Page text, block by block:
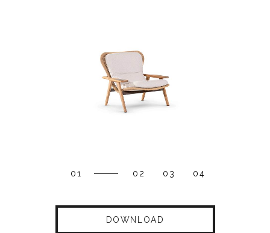
01 02 03 04
DOWNLOAD